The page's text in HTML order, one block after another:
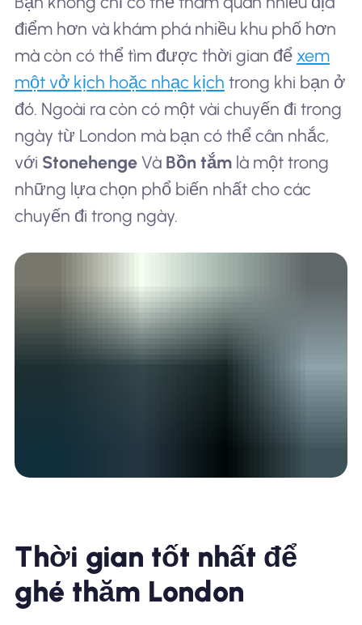
điểm hơn và khám phá nhiều khu phố hơn
mà còn có thể tìm được thời gian để xem
một vở kịch hoặc nhạc kịch trong khi bạn ở
đó. Ngoài ra còn có một vài chuyến đi trong
ngày từ London mà bạn có thể cân nhắc,
với StonehengeVà Bồn tắmlà một trong
những lựa chọn phổ biến nhất cho các
chuyến đi trong ngày.
Thời gian tốt nhất để
ghé thăm London